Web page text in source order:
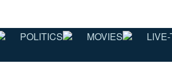
POLITICS MOVIES